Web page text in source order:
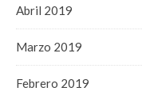
Abril 2019
Marzo 2019
Febrero 2019